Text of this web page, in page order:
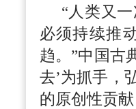
“人类又
必须持续推
趋。”中国古
去’为抓手，
的原创性贡